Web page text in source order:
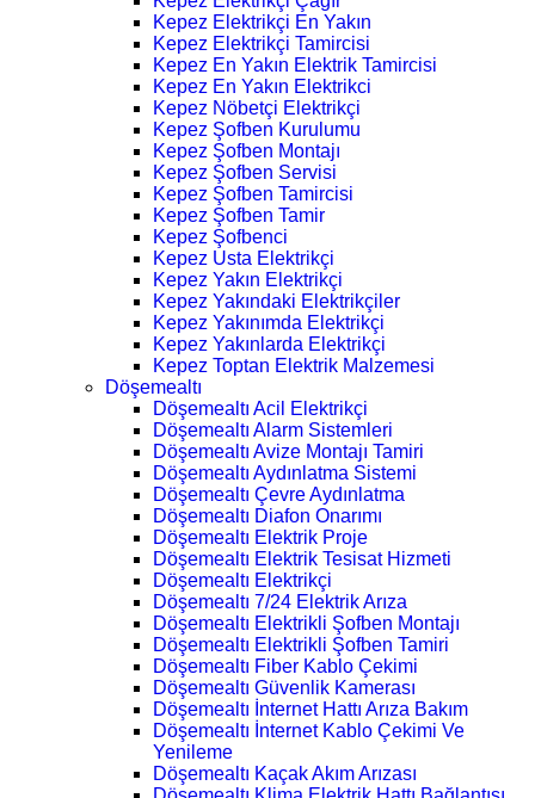
Kepez Elektrikçi En Yakın
Kepez Elektrikçi Tamircisi
Kepez En Yakın Elektrik Tamircisi
Kepez En Yakın Elektrikci
Kepez Nöbetçi Elektrikçi
Kepez Şofben Kurulumu
Kepez Şofben Montajı
Kepez Şofben Servisi
Kepez Şofben Tamircisi
Kepez Şofben Tamir
Kepez Şofbenci
Kepez Usta Elektrikçi
Kepez Yakın Elektrikçi
Kepez Yakındaki Elektrikçiler
Kepez Yakınımda Elektrikçi
Kepez Yakınlarda Elektrikçi
Kepez Toptan Elektrik Malzemesi
Döşemealtı
Döşemealtı Acil Elektrikçi
Döşemealtı Alarm Sistemleri
Döşemealtı Avize Montajı Tamiri
Döşemealtı Aydınlatma Sistemi
Döşemealtı Çevre Aydınlatma
Döşemealtı Diafon Onarımı
Döşemealtı Elektrik Proje
Döşemealtı Elektrik Tesisat Hizmeti
Döşemealtı Elektrikçi
Döşemealtı 7/24 Elektrik Arıza
Döşemealtı Elektrikli Şofben Montajı
Döşemealtı Elektrikli Şofben Tamiri
Döşemealtı Fiber Kablo Çekimi
Döşemealtı Güvenlik Kamerası
Döşemealtı İnternet Hattı Arıza Bakım
Döşemealtı İnternet Kablo Çekimi Ve
Yenileme
Döşemealtı Kaçak Akım Arızası